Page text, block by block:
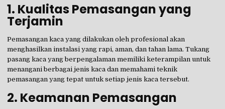
1. Kualitas Pemasangan yang
Terjamin
Pemasangan kaca yang dilakukan oleh profesional akan
menghasilkan instalasi yang rapi, aman, dan tahan lama. Tukang
pasang kaca yang berpengalaman memiliki keterampilan untuk
menangani berbagai jenis kaca dan memahami teknik
pemasangan yang tepat untuk setiap jenis kaca tersebut.
2. Keamanan Pemasangan